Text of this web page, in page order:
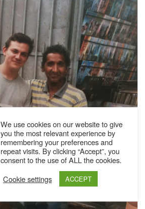
We use cookies on our website to give
you the most relevant experience by
remembering your preferences and
repeat visits. By clicking “Accept”, you
consent to the use of ALL the cookies.
Cookie settings
ACCEPT